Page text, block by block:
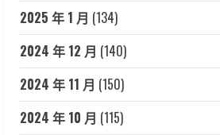
2025 年 1 月 (134)
2024 年 12 月 (140)
2024 年 11 月 (150)
2024 年 10 月 (115)